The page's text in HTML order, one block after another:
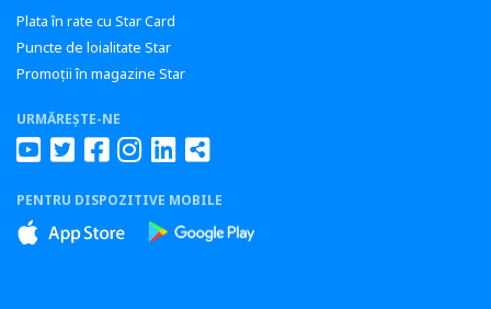
Plata în rate cu Star Card
Puncte de loialitate Star
Promoții în magazine Star
URMĂREȘTE-NE
PENTRU DISPOZITIVE MOBILE